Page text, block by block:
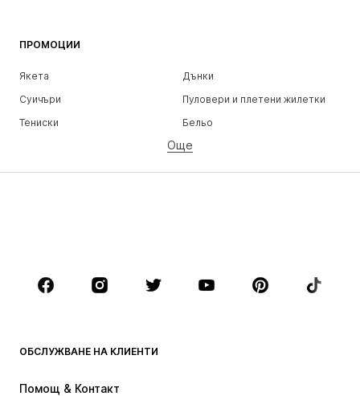
ПРОМОЦИИ
Якета
Дънки
Суичъри
Пуловери и плетени жилетки
Тениски
Бельо
Ризи
ДРЕХИ
Якета
Още
ОБСЛУЖВАНЕ НА КЛИЕНТИ
Помощ & Контакт